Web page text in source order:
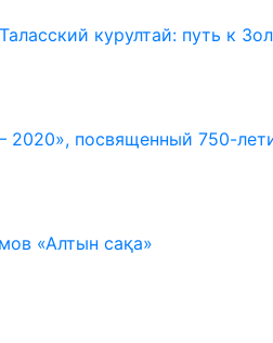
курултай: путь к
2020», посвященный 750-
«Алтын сақа»